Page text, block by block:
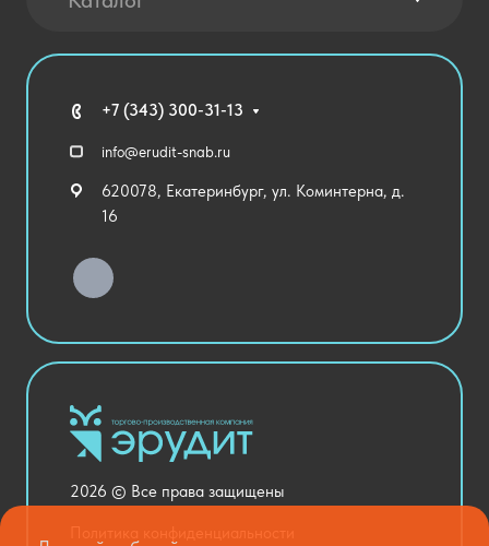
Благодарственные письма
Технические средства обучения
Спортивный зал
Уличное оборудование
Хозяйственные Товары
Столовая и пищеблок
Оснащение кабинетов
Медицинский кабинет
Национальные проекты
+7 (343) 300-31-13
info@erudit-snab.ru
620078, Екатеринбург, ул. Коминтерна, д.
16
2026 © Все права защищены